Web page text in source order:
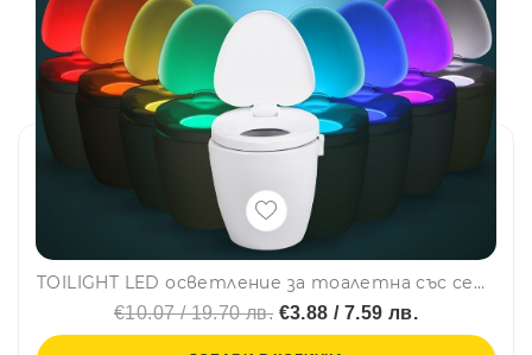
TOILIGHT LED осветление за тоалетна със сензор за движение
€10.07 / 19.70 лв. €3.88 / 7.59 лв.